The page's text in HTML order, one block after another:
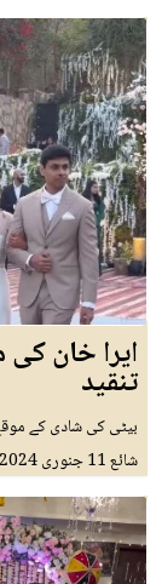
ایرا خان
تنقید
بیٹی کی شادی کے
شائع11 جنوری 2024